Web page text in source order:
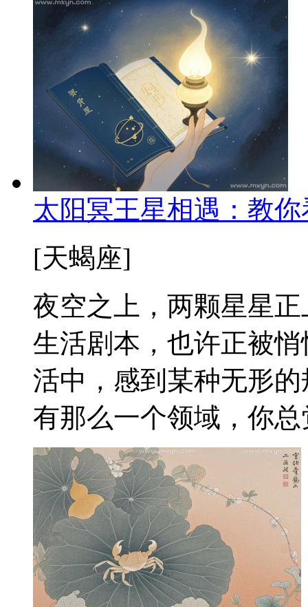
太阳冥王星相遇：教
[天蝎座]
夜空之上，两颗星星
生活剧本，也许正被
活中，感到某种无形
有那么一个领域，你